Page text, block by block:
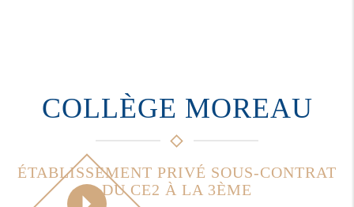
COLLÈGE MOREAU
ÉTABLISSEMENT PRIVÉ SOUS-CONTRAT
DU CE2 À LA 3ÈME